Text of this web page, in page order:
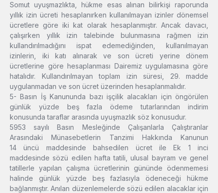
Somut uyuşmazlıkta, hükme esas alınan bilirkişi raporunda
yıllık izin ücreti hesaplanırken kullanılmayan izinler dönemsel
ücretlere göre iki kat olarak hesaplanmıştır. Ancak davacı,
çalışırken yıllık izin talebinde bulunmasına rağmen izin
kullandırılmadığını ispat edemediğinden, kullanılmayan
izinlerin, iki katı alınarak ve son ücreti yerine dönem
ücretlerine göre hesaplanması Dairemiz uygulamasına göre
hatalıdır. Kullandırılmayan toplam izin süresi, 29. madde
uygulanmadan ve son ücret üzerinden hesaplanmalıdır.
5- Basın İş Kanununda bazı işçilik alacakları için öngörülen
günlük yüzde beş fazla ödeme tutarlarından indirim
konusunda taraflar arasında uyuşmazlık söz konusudur.
5953 sayılı Basın Mesleğinde Çalışanlarla Çalıştıranlar
Arasındaki Münasebetlerin Tanzimi Hakkında Kanunun
14 üncü maddesinde bahsedilen ücret ile Ek 1 inci
maddesinde sözü edilen hafta tatili, ulusal bayram ve genel
tatillerle yapılan çalışma ücretlerinin gününde ödenmemesi
halinde günlük yüzde beş fazlasıyla ödeneceği hükme
bağlanmıştır. Anılan düzenlemelerde sözü edilen alacaklar için